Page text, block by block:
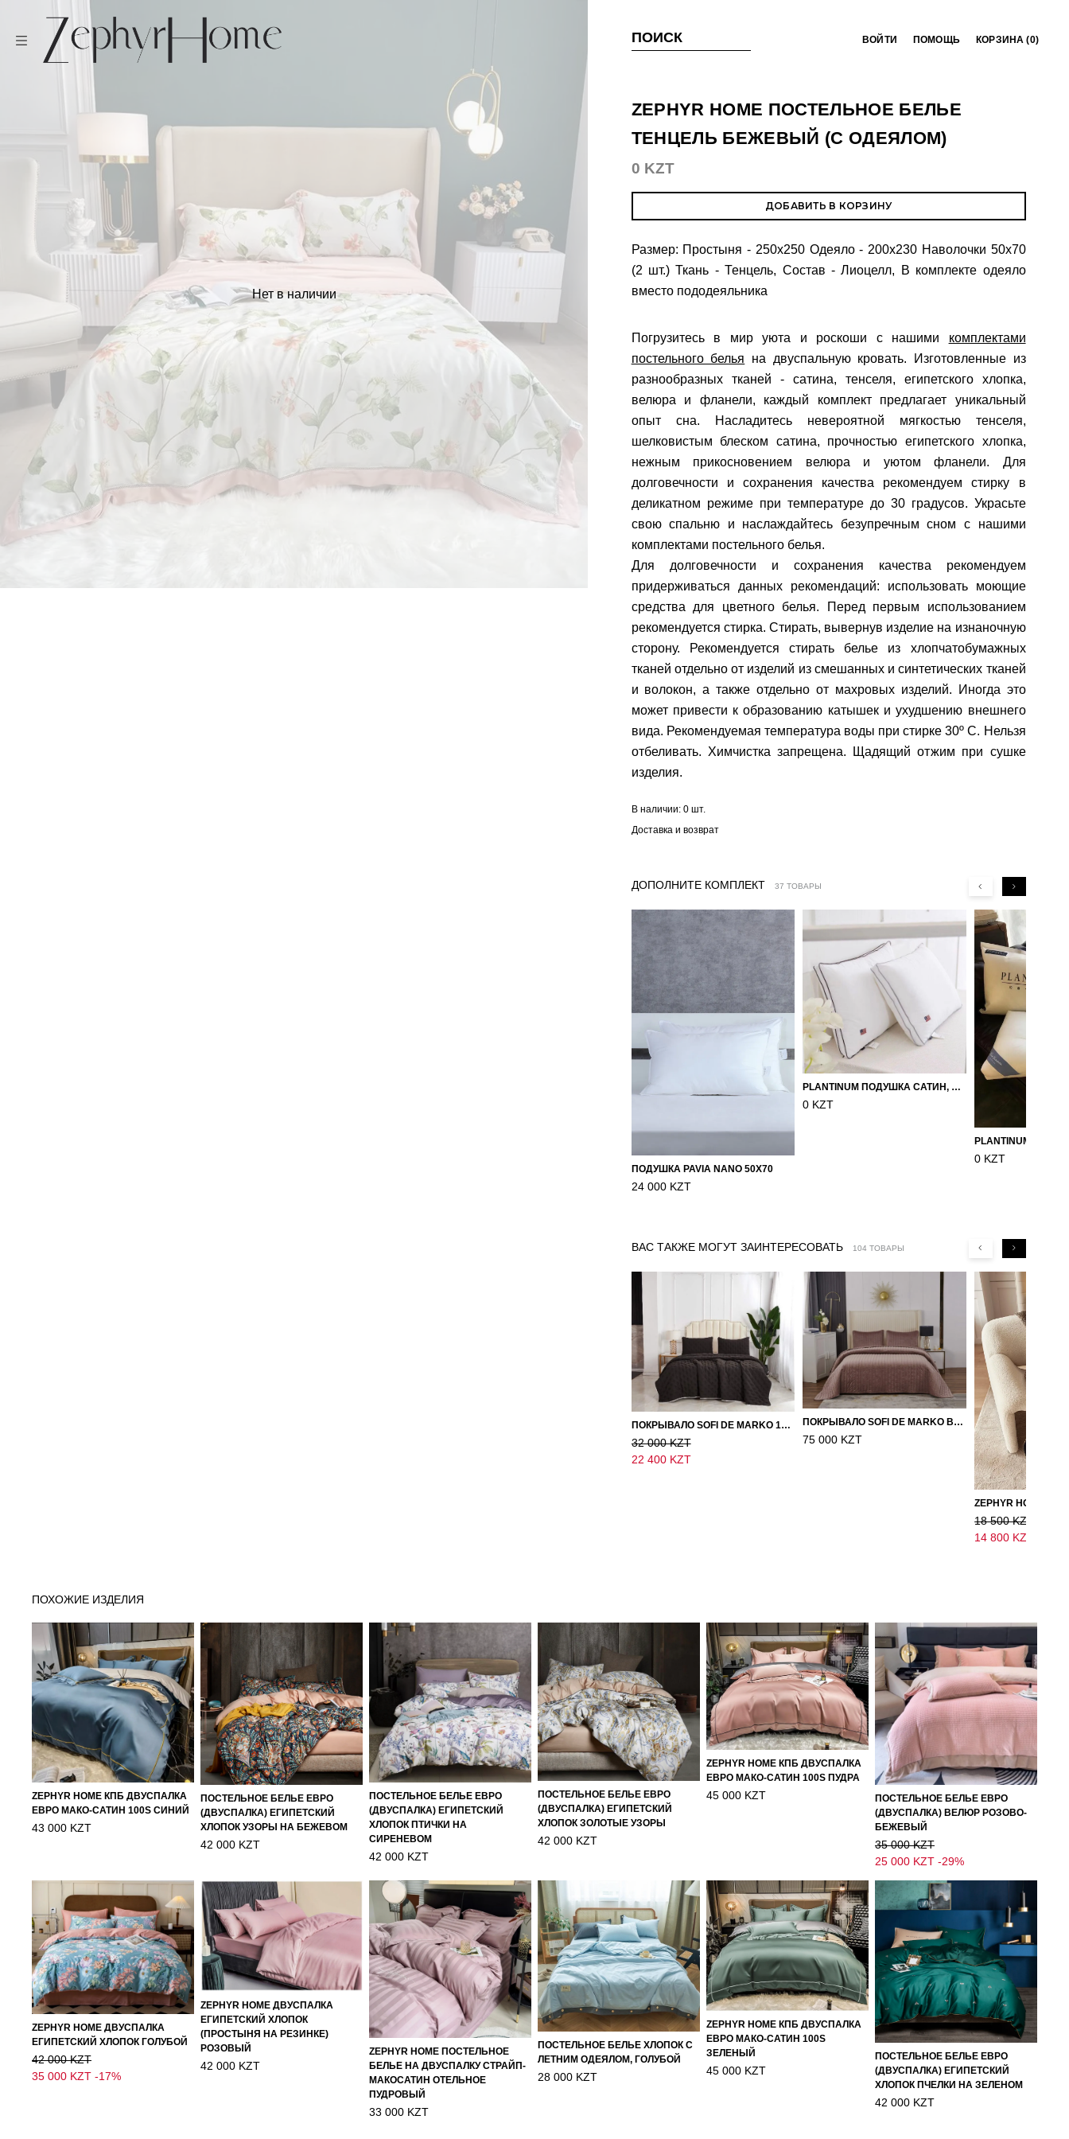
ПОИСК ВОЙТИ ПОМОЩЬ КОРЗИНА (0)
Нет в наличии
ZEPHYR HOME ПОСТЕЛЬНОЕ БЕЛЬЕ
ТЕНЦЕЛЬ БЕЖЕВЫЙ (С ОДЕЯЛОМ)
0 KZT
ДОБАВИТЬ В КОРЗИНУ
Размер: Простыня - 250х250 Одеяло - 200х230 Наволочки 50х70
(2 шт.) Ткань - Тенцель, Состав - Лиоцелл, В комплекте одеяло
вместо пододеяльника
Погрузитесь в мир уюта и роскоши с нашими комплектами
постельного белья на двуспальную кровать. Изготовленные из
разнообразных тканей - сатина, тенселя, египетского хлопка,
велюра и фланели, каждый комплект предлагает уникальный
опыт сна. Насладитесь невероятной мягкостью тенселя,
шелковистым блеском сатина, прочностью египетского хлопка,
нежным прикосновением велюра и уютом фланели. Для
долговечности и сохранения качества рекомендуем стирку в
деликатном режиме при температуре до 30 градусов. Украсьте
свою спальню и наслаждайтесь безупречным сном с нашими
комплектами постельного белья.
Для долговечности и сохранения качества рекомендуем
придерживаться данных рекомендаций: использовать моющие
средства для цветного белья. Перед первым использованием
рекомендуется стирка. Стирать, вывернув изделие на изнаночную
сторону. Рекомендуется стирать белье из хлопчатобумажных
тканей отдельно от изделий из смешанных и синтетических тканей
и волокон, а также отдельно от махровых изделий. Иногда это
может привести к образованию катышек и ухудшению внешнего
вида. Рекомендуемая температура воды при стирке 30º C. Нельзя
отбеливать. Химчистка запрещена. Щадящий отжим при сушке
изделия.
В наличии: 0 шт.
Доставка и возврат
ДОПОЛНИТЕ КОМПЛЕКТ 37 ТОВАРЫ
ПОДУШКА PAVIA NANO 50X70
24 000 KZT
PLANTINUM ПОДУШКА САТИН, ШЕЛК 50Х70
0 KZT
0 KZT
ВАС ТАКЖЕ МОГУТ ЗАИНТЕРЕСОВАТЬ 104 ТОВАРЫ
ПОКРЫВАЛО SOFI DE MARKO 160×220 БРОУДИ ЧЕРНО-БЕЖЕВОЕ
32 000 KZT
22 400 KZT
ПОКРЫВАЛО SOFI DE MARKO ВЕЛЮР 240×260 ФЕРДИНАНД (МОККО)
75 000 KZT
18 500 KZT
14 800 KZT
ПОХОЖИЕ ИЗДЕЛИЯ
ZEPHYR HOME КПБ ДВУСПАЛКА
ЕВРО МАКО-САТИН 100S СИНИЙ
43 000 KZT
ПОСТЕЛЬНОЕ БЕЛЬЕ ЕВРО
(ДВУСПАЛКА) ЕГИПЕТСКИЙ
ХЛОПОК УЗОРЫ НА БЕЖЕВОМ
42 000 KZT
ПОСТЕЛЬНОЕ БЕЛЬЕ ЕВРО
(ДВУСПАЛКА) ЕГИПЕТСКИЙ
ХЛОПОК ПТИЧКИ НА
СИРЕНЕВОМ
42 000 KZT
ПОСТЕЛЬНОЕ БЕЛЬЕ ЕВРО
(ДВУСПАЛКА) ЕГИПЕТСКИЙ
ХЛОПОК ЗОЛОТЫЕ УЗОРЫ
42 000 KZT
ZEPHYR HOME КПБ ДВУСПАЛКА
ЕВРО МАКО-САТИН 100S ПУДРА
45 000 KZT
ПОСТЕЛЬНОЕ БЕЛЬЕ ЕВРО
(ДВУСПАЛКА) ВЕЛЮР РОЗОВО-
БЕЖЕВЫЙ
35 000 KZT
25 000 KZT -29%
ZEPHYR HOME ДВУСПАЛКА
ЕГИПЕТСКИЙ ХЛОПОК ГОЛУБОЙ
42 000 KZT
35 000 KZT -17%
ZEPHYR HOME ДВУСПАЛКА
ЕГИПЕТСКИЙ ХЛОПОК
(ПРОСТЫНЯ НА РЕЗИНКЕ)
РОЗОВЫЙ
42 000 KZT
ZEPHYR HOME ПОСТЕЛЬНОЕ
БЕЛЬЕ НА ДВУСПАЛКУ СТРАЙП-
МАКОСАТИН ОТЕЛЬНОЕ
ПУДРОВЫЙ
33 000 KZT
ПОСТЕЛЬНОЕ БЕЛЬЕ ХЛОПОК С
ЛЕТНИМ ОДЕЯЛОМ, ГОЛУБОЙ
28 000 KZT
ZEPHYR HOME КПБ ДВУСПАЛКА
ЕВРО МАКО-САТИН 100S
ЗЕЛЕНЫЙ
45 000 KZT
ПОСТЕЛЬНОЕ БЕЛЬЕ ЕВРО
(ДВУСПАЛКА) ЕГИПЕТСКИЙ
ХЛОПОК ПЧЕЛКИ НА ЗЕЛЕНОМ
42 000 KZT